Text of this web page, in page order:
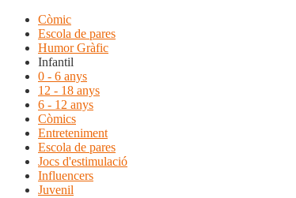
Còmic
Escola de pares
Humor Gràfic
Infantil
0 - 6 anys
12 - 18 anys
6 - 12 anys
Còmics
Entreteniment
Escola de pares
Jocs d'estimulació
Influencers
Juvenil